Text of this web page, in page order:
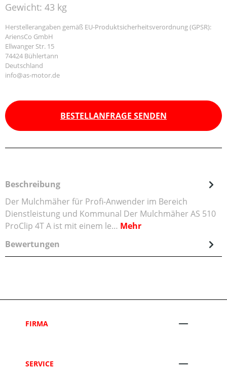
Gewicht: 43 kg
Herstellerangaben gemäß EU-Produktsicherheitsverordnung (GPSR):
AriensCo GmbH
Ellwanger Str. 15
74424 Bühlertann
Deutschland
info@as-motor.de
BESTELLANFRAGE SENDEN
Beschreibung
Der Mulchmäher für Profi-Anwender im Bereich
Dienstleistung und Kommunal Der Mulchmäher AS 510
ProClip 4T A ist mit einem le… Mehr
Bewertungen
FIRMA
SERVICE